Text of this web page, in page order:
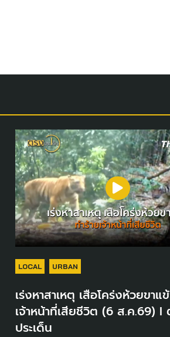
LOCAL URBAN
เร่งหาสาเหตุ เสือโคร่งห้วยขาแ
เจ้าหน้าที่เสียชีวิต (6 ส.ค.69) I
ประเด็น